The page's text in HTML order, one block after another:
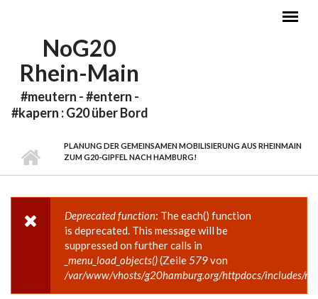
NoG20
Rhein-Main
#meutern - #entern -
#kapern : G20 über Bord
PLANUNG DER GEMEINSAMEN MOBILISIERUNG AUS RHEINMAIN
ZUM G20-GIPFEL NACH HAMBURG!
FEHLERMELDUNG
Deprecated function: The each() function
is deprecated. This message will be
suppressed on further calls in
_menu_load_objects()(Zeile579von
/var/www/vhosts/g20hamburg.org/httpdocs/includes/